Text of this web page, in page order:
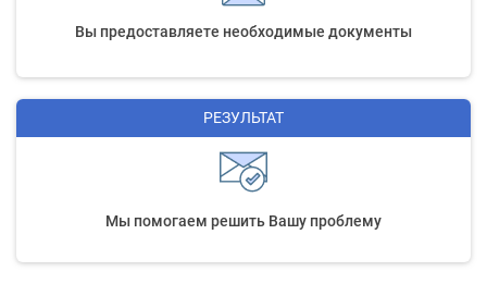
Вы предоставляете необходимые документы
РЕЗУЛЬТАТ
Мы помогаем решить Вашу проблему